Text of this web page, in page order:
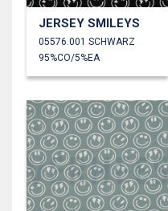
JERSEY SMILEYS
05576.001 SCHWARZ
95%CO/5%EA